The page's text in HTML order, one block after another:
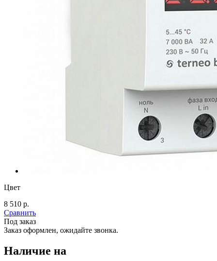
Цвет
8 510 р.
Сравнить
Под заказ
Заказ оформлен, ожидайте звонка.
Наличие на